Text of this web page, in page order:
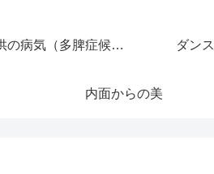
子供の病気（多脾症候群） ダンス
内面からの美